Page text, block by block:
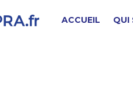
ACCUEIL QUI